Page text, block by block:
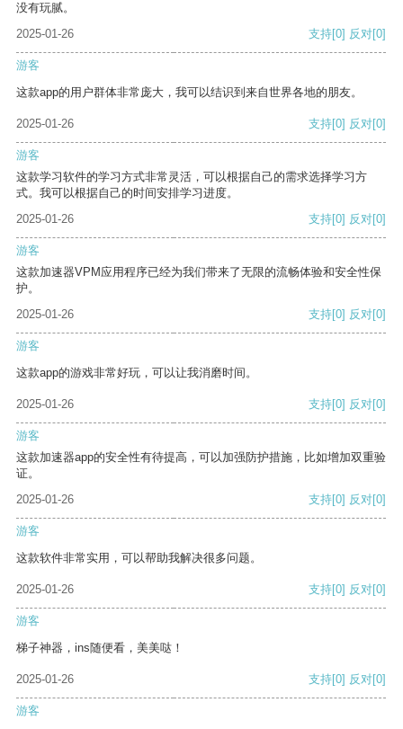
没有玩腻。
2025-01-26
支持[0] 反对[0]
游客
这款app的用户群体非常庞大，我可以结识到来自世界各地的朋友。
2025-01-26 支持[0] 反对[0]
游客
这款学习软件的学习方式非常灵活，可以根据自己的需求选择学习方
式。我可以根据自己的时间安排学习进度。
2025-01-26
支持[0] 反对[0]
游客
这款加速器VPM应用程序已经为我们带来了无限的流畅体验和安全性保
护。
2025-01-26
支持[0] 反对[0]
游客
这款app的游戏非常好玩，可以让我消磨时间。
2025-01-26 支持[0] 反对[0]
游客
这款加速器app的安全性有待提高，可以加强防护措施，比如增加双重验
证。
2025-01-26
支持[0] 反对[0]
游客
这款软件非常实用，可以帮助我解决很多问题。
2025-01-26 支持[0] 反对[0]
游客
梯子神器，ins随便看，美美哒！
2025-01-26 支持[0] 反对[0]
游客